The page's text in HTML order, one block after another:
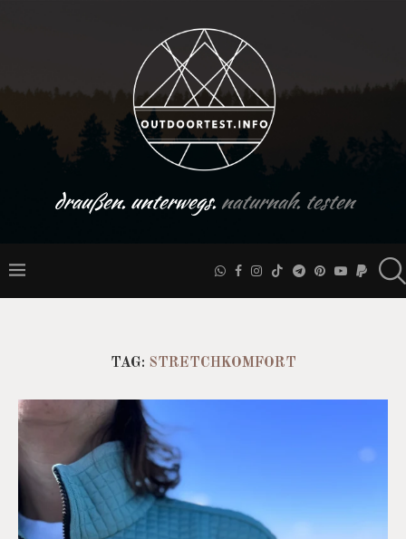
draußen. unterwegs.naturnah. testen
TAG: STRETCHKOMFORT